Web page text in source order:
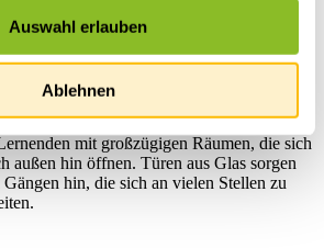
Auswahl erlauben
Ablehnen
Musikschule und verschiedene
schönen neuen Gebäude im Zentrum
auf wie etwa die typische Häuschenform,
erinnert, und die sich nicht nur auf alle
wiederfindet. Innen
mit großzügigen Räumen, die sich
außen hin öffnen. Türen aus Glas sorgen
hin, die sich an vielen Stellen zu